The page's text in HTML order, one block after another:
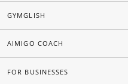
GYMGLISH
AIMIGO COACH
FOR BUSINESSES